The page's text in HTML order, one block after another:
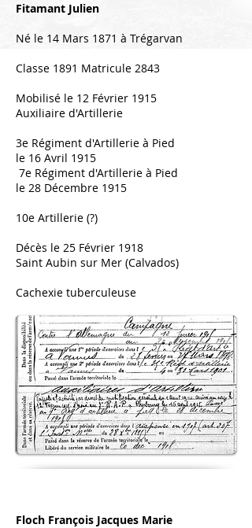
Fitamant Julien
Né le 14 Mars 1871 à Trégarvan
Classe 1891 Matricule 2843
Mobilisé le 12 Février 1915
Auxiliaire d'Artillerie
3e Régiment d'Artillerie à Pied
le 16 Avril 1915
7e Régiment d'Artillerie à Pied
le 28 Décembre 1915
10e Artillerie (?)
Décès le 25 Février 1918
Saint Aubin sur Mer (Calvados)
Cachexie tuberculeuse
Floch François Jacques Marie